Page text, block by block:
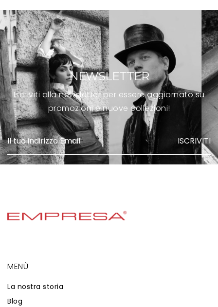
NEWSLETTER
Iscriviti alla newsletter per essere aggiornato su
promozioni e nuove collezioni!
ISCRIVITI
MENÙ
La nostra storia
Blog